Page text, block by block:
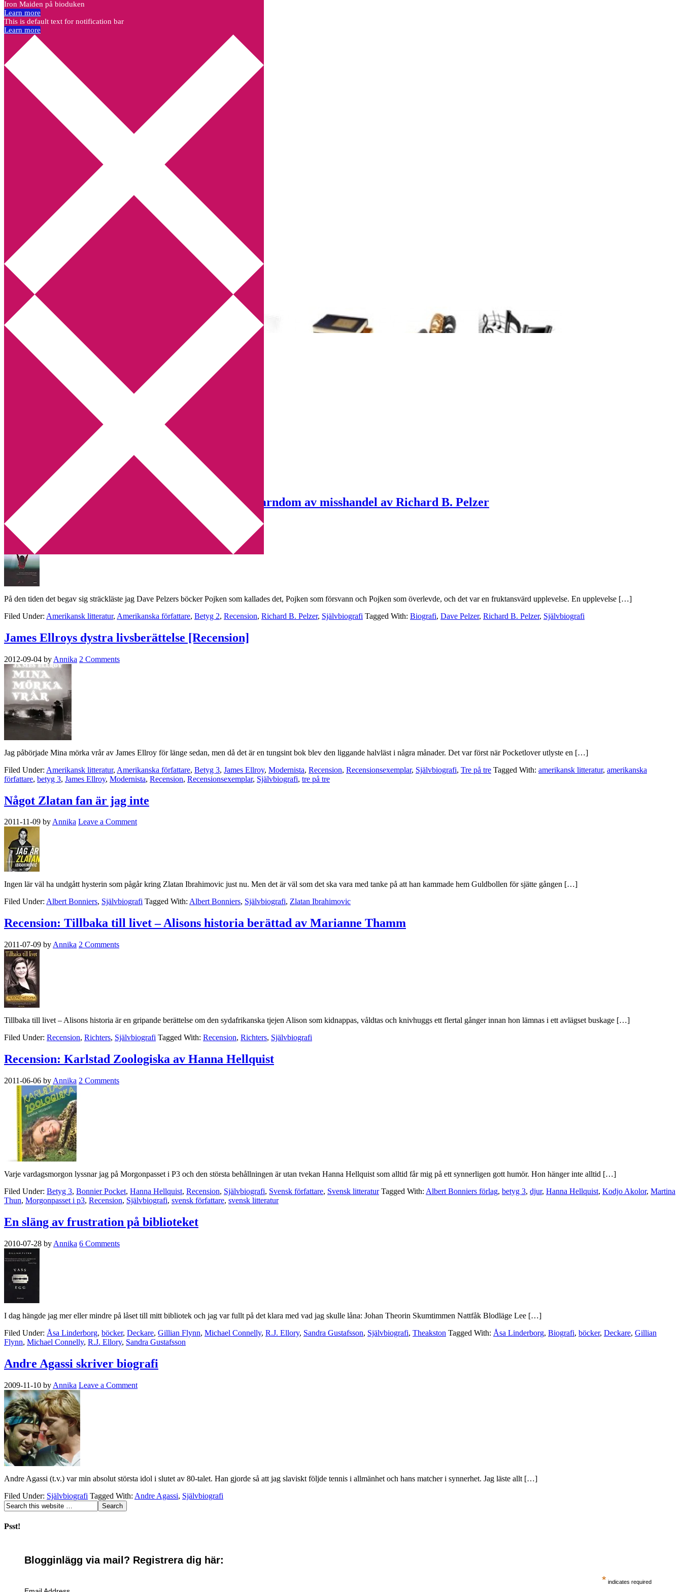
Annikas litteratur- och kulturblogg
Deckare, kriminalromaner, thrillers
Hem
Boktolva
Författarfemman
Kontakt
Webbshop Amazon
Utskriftscentralen
Min tv-blogg
You are here:Home Archives for Självbiografi
Recension: En brors berättelse: Att överleva en barndom av misshandel av Richard B. Pelzer
2013-07-31 Annika
På den tiden det begav sig sträckläste jag Dave Pelzers böcker Pojken som kallades det, Pojken som försvann och Pojken som överlevde, och det var en fruktansvärd upplevelse. En upplevelse […]
Filed Under: Amerikansk litteratur, Amerikanska författare, Betyg 2, Recension, Richard B. Pelzer, Självbiografi Tagged With: Biografi, Dave Pelzer, Richard B. Pelzer, Självbiografi
James Ellroys dystra livsberättelse [Recension]
2012-09-04 by Annika 2 Comments
Jag påbörjade Mina mörka vrår av James Ellroy för länge sedan, men då det är en tungsint bok blev den liggande halvläst i några månader. Det var först när Pocketlover utlyste en […]
Filed Under: Amerikansk litteratur, Amerikanska författare, Betyg 3, James Ellroy, Modernista, Recension, Recensionsexemplar, Självbiografi, Tre på tre Tagged With: amerikansk litteratur, amerikanska
författare, betyg 3, James Ellroy, Modernista, Recension, Recensionsexemplar, Självbiografi, tre på tre
Något Zlatan fan är jag inte
2011-11-09 byAnnika Leave a Comment
Ingen lär väl ha undgått hysterin som pågår kring Zlatan Ibrahimovic just nu. Men det är väl som det ska vara med tanke på att han kammade hem Guldbollen för sjätte gången […]
Filed Under: Albert Bonniers, Självbiografi Tagged With: Albert Bonniers, Självbiografi, Zlatan Ibrahimovic
Recension: Tillbaka till livet – Alisons historia berättad av Marianne Thamm
2011-07-09 by Annika 2 Comments
Tillbaka till livet – Alisons historia är en gripande berättelse om den sydafrikanska tjejen Alison som kidnappas, våldtas och knivhuggs ett flertal gånger innan hon lämnas i ett avlägset buskage […]
Filed Under: Recension, Richters, Självbiografi Tagged With: Recension, Richters, Självbiografi
Recension: Karlstad Zoologiska av Hanna Hellquist
2011-06-06 by Annika 2 Comments
Varje vardagsmorgon lyssnar jag på Morgonpasset i P3 och den största behållningen är utan tvekan Hanna Hellquist som alltid får mig på ett synnerligen gott humör. Hon hänger inte alltid […]
Filed Under: Betyg 3, Bonnier Pocket, Hanna Hellquist, Recension, Självbiografi, Svensk författare, Svensk litteratur Tagged With: Albert Bonniers förlag, betyg 3, djur, Hanna Hellquist, Kodjo Akolor, Martina
Thun, Morgonpasset i p3, Recension, Självbiografi, svensk författare, svensk litteratur
En släng av frustration på biblioteket
2010-07-28 by Annika 6 Comments
I dag hängde jag mer eller mindre på låset till mitt bibliotek och jag var fullt på det klara med vad jag skulle låna: Johan Theorin Skumtimmen Nattfåk Blodläge Lee […]
Filed Under: Åsa Linderborg, böcker, Deckare, Gillian Flynn, Michael Connelly, R.J. Ellory, Sandra Gustafsson, Självbiografi, Theakston Tagged With: Åsa Linderborg, Biografi, böcker, Deckare, Gillian
Flynn, Michael Connelly, R.J. Ellory, Sandra Gustafsson
Andre Agassi skriver biografi
2009-11-10 by Annika Leave a Comment
Andre Agassi (t.v.) var min absolut största idol i slutet av 80-talet. Han gjorde så att jag slaviskt följde tennis i allmänhet och hans matcher i synnerhet. Jag läste allt […]
Filed Under: Självbiografi Tagged With: Andre Agassi, Självbiografi
Psst!
Blogginlägg via mail? Registrera dig här:
* indicates required
Iron Maiden på bioduken
Learn more
This is default text for notification bar
Learn more